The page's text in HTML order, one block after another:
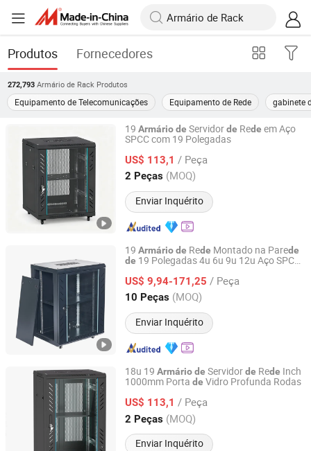
Produtos Fornecedores
272,793 Armário de Rack Produtos
Equipamento de Telecomunicações Equipamento de Rede gabinete
19 Armáriode Servidorde Rede em Aço
SPCC com 19 Polegadas
US$ 113,1 / Peça
2 Peças (MOQ)
Enviar Inquérito
Ningbo Glgw Nova Materials Technology Co., Ltd.
Zhejiang, China Desde 2025
19 Armáriode Rede Montado na Parede
de 19 Polegadas 4u 6u 9u 12u Aço SPCC
Roteador Switch
US$ 9,94-171,25 / Peça
10 Peças (MOQ)
Enviar Inquérito
Ningbo Glgw Nova Materials Technology Co., Ltd.
Zhejiang, China Desde 2025
18u 19 Armáriode Servidorde Rede Inch
1000mm Porta de Vidro Profunda Rodas
US$ 113,1 / Peça
2 Peças (MOQ)
Enviar Inquérito
Ningbo Glgw Nova Materials Technology Co., Ltd.
Zhejiang, China Desde 2025